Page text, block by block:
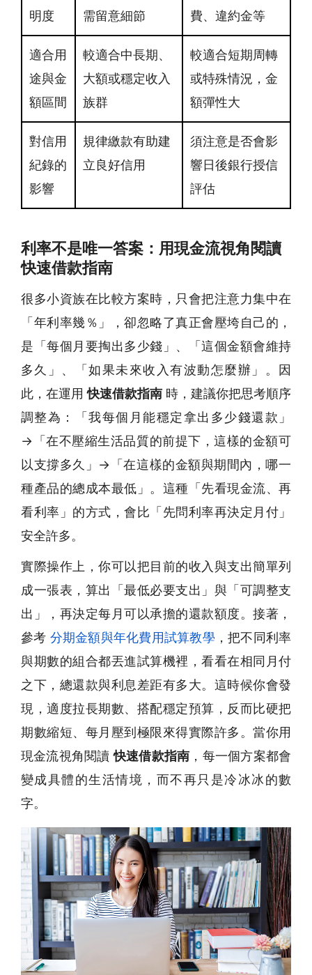
明度
需留意細節
費、違約金等
適合用
途與金
額區間
較適合中長期、
大額或穩定收入
族群
較適合短期周轉
或特殊情況，金
額彈性大
對信用
紀錄的
影響
規律繳款有助建
立良好信用
須注意是否會影
響日後銀行授信
評估
利率不是唯一答案：用現金流視角閱讀
快速借款指南
很多小資族在比較方案時，只會把注意力集中在
「年利率幾％」，卻忽略了真正會壓垮自己的，
是「每個月要掏出多少錢」、「這個金額會維持
多久」、「如果未來收入有波動怎麼辦」。因
此，在運用快速借款指南 時，建議你把思考順序
調整為：「我每個月能穩定拿出多少錢還款」
→「在不壓縮生活品質的前提下，這樣的金額可
以支撐多久」→「在這樣的金額與期間內，哪一
種產品的總成本最低」。這種「先看現金流、再
看利率」的方式，會比「先問利率再決定月付」
安全許多。
實際操作上，你可以把目前的收入與支出簡單列
成一張表，算出「最低必要支出」與「可調整支
出」，再決定每月可以承擔的還款額度。接著，
參考 分期金額與年化費用試算教學 ，把不同利率
與期數的組合都丟進試算機裡，看看在相同月付
之下，總還款與利息差距有多大。這時候你會發
現，適度拉長期數、搭配穩定預算，反而比硬把
期數縮短、每月壓到極限來得實際許多。當你用
現金流視角閱讀快速借款指南 ，每一個方案都會
變成具體的生活情境，而不再只是冷冰冰的數
字。